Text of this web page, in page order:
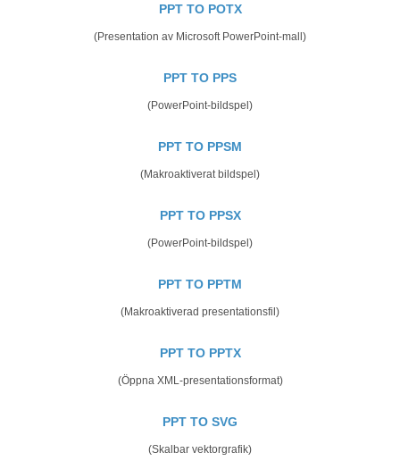
PPT TO POTX
(Presentation av Microsoft PowerPoint-mall)
PPT TO PPS
(PowerPoint-bildspel)
PPT TO PPSM
(Makroaktiverat bildspel)
PPT TO PPSX
(PowerPoint-bildspel)
PPT TO PPTM
(Makroaktiverad presentationsfil)
PPT TO PPTX
(Öppna XML-presentationsformat)
PPT TO SVG
(Skalbar vektorgrafik)